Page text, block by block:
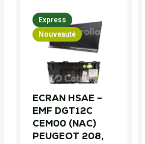
Express
Nouveauté
ECRAN HSAE –
EMF DGT12C
CEM00 (NAC)
PEUGEOT 208,